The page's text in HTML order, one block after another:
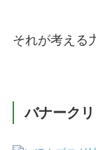
それが考える
バナーク